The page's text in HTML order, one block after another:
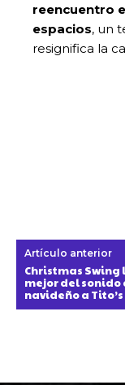
reencuentro
espacios, un
resignifica la
Artículo anterior
Christmas Swing
mejor del sonido
navideño a